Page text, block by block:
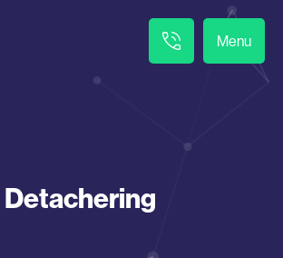
Menu
Detachering